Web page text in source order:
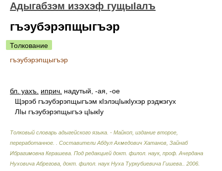
Адыгабзэм изэхэф гущыIалъ
гъэубэрэпщыгъэр
Толкование
гъэубэрэпщыгъэр
бл. уахъ. иприч. надутый, -ая, -ое
Щэрэб гъэубэрэпщыгъэм кIэлэцIыкIухэр рэджэгух
ЛIы гъэубэрэпщыгъэ цIыкIу
Толковый словарь адыгейского языка. - Майкоп, издание второе,
переработанное.
Составители Абдул Ахмедович Хатанов, Зайнаб
Ибрагимовна Керашева. Под редакцией докт. филол. наук, проф. Ачердана
Нуховича Абрегова, докт. филол. наук Нуха Туркубиевича Гишева.
2006